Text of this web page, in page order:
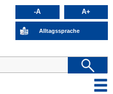
-A A+
Alltagssprache